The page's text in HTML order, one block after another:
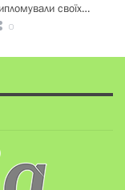
своїх…
0